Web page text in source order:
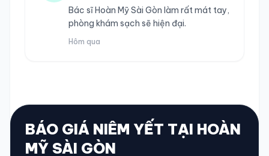
Bác sĩ Hoàn Mỹ Sài Gòn làm rất mát tay,
phòng khám sạch sẽ hiện đại.
Hôm qua
BÁO GIÁ NIÊM YẾT TẠI HOÀN
MỸ SÀI GÒN